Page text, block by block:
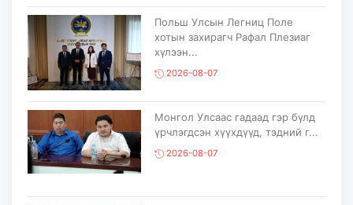
Польш Улсын Легниц Поле
хотын захирагч Рафал Плезиаг
хүлээн...
2026-08-07
Монгол Улсаас гадаад гэр бүлд
үрчлэгдсэн хүүхдүүд, тэдний г...
2026-08-07